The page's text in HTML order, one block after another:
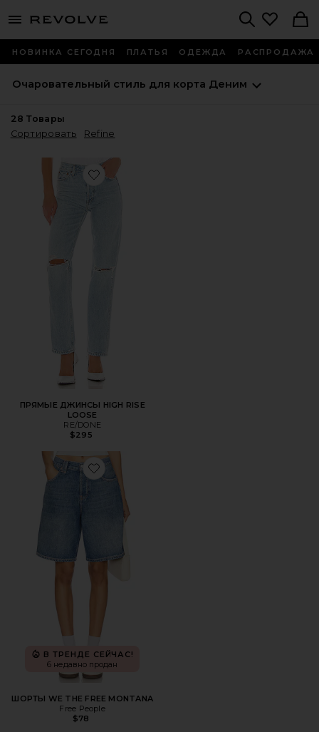
menu - shows more content
НОВИНКА СЕГОДНЯ ПЛАТЬЯ ОДЕЖДА РАСПРОДАЖА
Очаровательный стиль для корта Деним
28 Товары
Сортировать
Refine
Favorite ПРЯМЫЕ ДЖИНСЫ HIGH RISE LOOSE
ПРЯМЫЕ ДЖИНСЫ HIGH RISE
LOOSE
RE/DONE
$295
Favorite ШОРТЫ WE THE FREE MONTANA
В ТРЕНДЕ СЕЙЧАС!
6 недавно продан
ШОРТЫ WE THE FREE MONTANA
Free People
$78